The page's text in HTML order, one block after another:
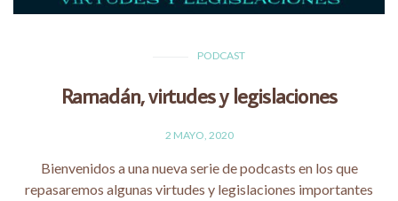
PODCAST
Ramadán, virtudes y legislaciones
2 MAYO, 2020
Bienvenidos a una nueva serie de podcasts en los que
repasaremos algunas virtudes y legislaciones importantes